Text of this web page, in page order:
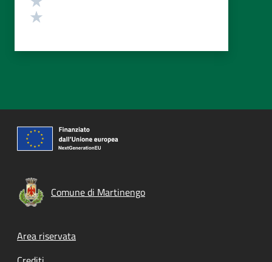
Comune di Martinengo
Footer menu
Area riservata